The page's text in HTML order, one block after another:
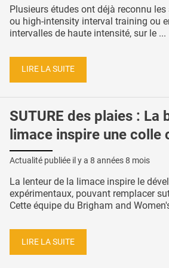
Plusieurs études ont déjà reconnu
ou high-intensity interval training ou
intervalles de haute intensité, sur le ...
LIRE LA SUITE
SUTURE des plaies : La
limace inspire une colle
Actualité publiée il y a 8 années 8 mois
La lenteur de la limace inspire le
expérimentaux, pouvant remplacer
Cette équipe du Brigham and
LIRE LA SUITE